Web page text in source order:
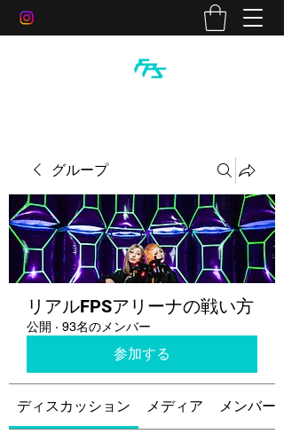
グループ
リアルFPSアリーナの戦い方
公開 · 93名のメンバー
参加する
ディスカッション メディア メンバー